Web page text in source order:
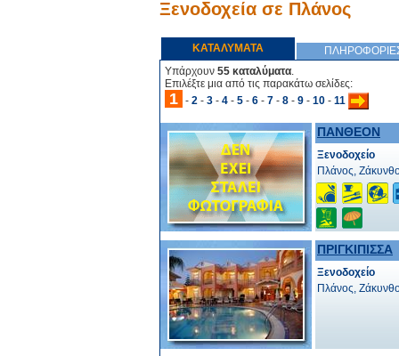
Ξενοδοχεία σε Πλάνος
ΚΑΤΑΛΥΜΑΤΑ
Υπάρχουν 55 καταλύματα.
Επιλέξτε μια από τις παρακάτω σελίδες:
1 - 2 - 3 - 4 - 5 - 6 - 7 - 8 - 9 - 10 - 11
ΠΑΝΘΕΟΝ
Ξενοδοχείο
Πλάνος,
ΠΡΙΓΚΙΠΙΣΣΑ
Ξενοδοχείο
Πλάνος,